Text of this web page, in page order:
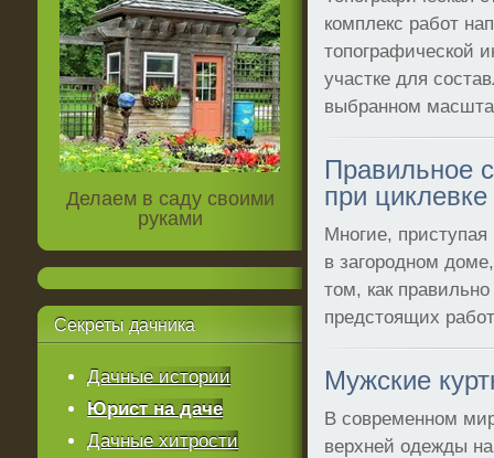
комплекс работ
топографической
участке для
выбранном
Правильное
при
Многие, приступая
в загородном
том, как
предстоящих
Мужские
В современном
верхней одежды
Делаем в саду своими
руками
Секреты дачника
Дачные истории
Юрист на даче
Дачные хитрости